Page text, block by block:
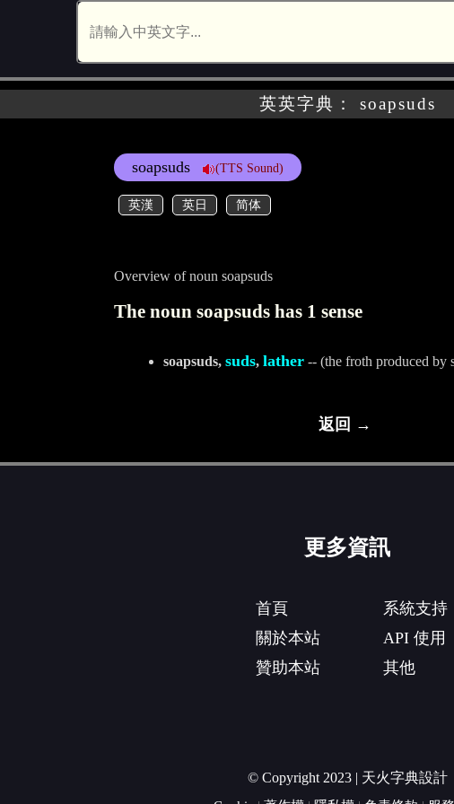
英英字典： soapsuds
soapsuds (TTS Sound)
英漢 英日 简体
Overview of noun soapsuds
The noun soapsuds has 1 sense
soapsuds, suds, lather -- (the froth produced by
返回 →
更多資訊
首頁
關於本站
贊助本站
系統支持
API 使用
其他
© Copyright 2023 | 天火字典設計